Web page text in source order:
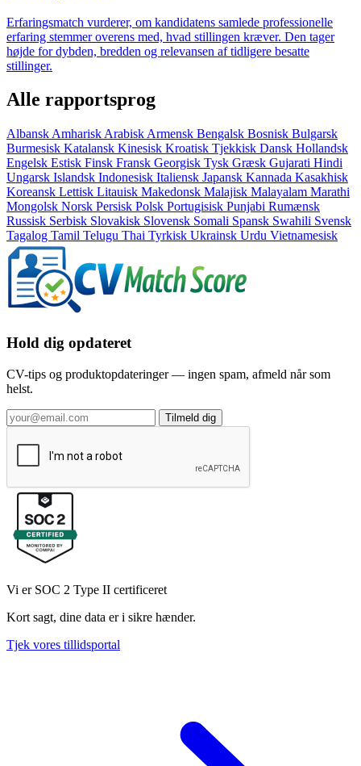
Erfaringsmatch vurderer, om kandidatens samlede professionelle
erfaring stemmer overens med, hvad stillingen kræver. Den tager
højde for dybden, bredden og relevansen af tidligere besatte
stillinger.
Alle rapportsprog
Albansk Amharisk Arabisk Armensk Bengalsk Bosnisk Bulgarsk
Burmesisk Katalansk Kinesisk Kroatisk Tjekkisk Dansk Hollandsk
Engelsk Estisk Finsk Fransk Georgisk Tysk Græsk Gujarati Hindi
Ungarsk Islandsk Indonesisk Italiensk Japansk Kannada Kasakhisk
Koreansk Lettisk Litauisk Makedonsk Malajisk Malayalam Marathi
Mongolsk Norsk Persisk Polsk Portugisisk Punjabi Rumænsk
Russisk Serbisk Slovakisk Slovensk Somali Spansk Swahili Svensk
Tagalog Tamil Telugu Thai Tyrkisk Ukrainsk Urdu Vietnamesisk
Hold dig opdateret
CV-tips og produktopdateringer — ingen spam, afmeld når som
helst.
Tilmeld dig
Vi er SOC 2 Type II certificeret
Kort sagt, dine data er i sikre hænder.
Tjek vores tillidsportal